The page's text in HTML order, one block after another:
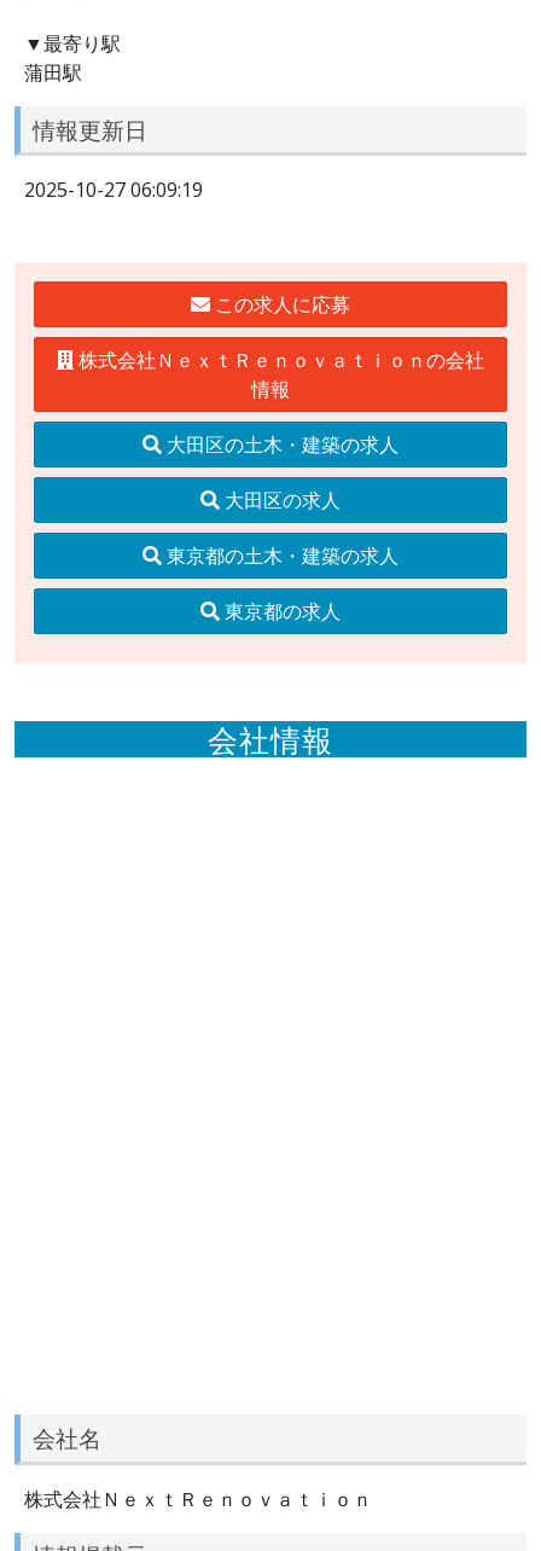
▼最寄り駅
蒲田駅
情報更新日
2025-10-27 06:09:19
この求人に応募
株式会社ＮｅｘｔＲｅｎｏｖａｔｉｏｎの会社
情報
大田区の土木・建築の求人
大田区の求人
東京都の土木・建築の求人
東京都の求人
会社情報
会社名
株式会社ＮｅｘｔＲｅｎｏｖａｔｉｏｎ